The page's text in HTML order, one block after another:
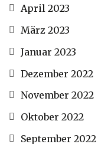
April 2023
März 2023
Januar 2023
Dezember 2022
November 2022
Oktober 2022
September 2022